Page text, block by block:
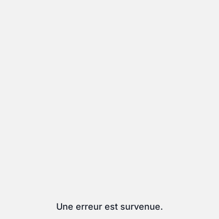
Une erreur est survenue.